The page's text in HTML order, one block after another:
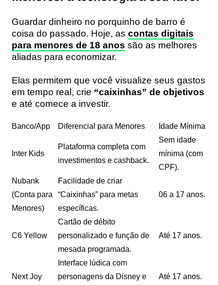
Guardar dinheiro no porquinho de barro é
coisa do passado. Hoje, as contas digitais
para menores de 18 anos são as melhores
aliadas para economizar.
Elas permitem que você visualize seus gastos
em tempo real, crie “caixinhas” de objetivos
e até comece a investir.
Banco/App Diferencial para Menores Idade Mínima
Inter Kids
Plataforma completa com
investimentos e cashback.
Sem idade
mínima (com
CPF).
Nubank
(Conta para
Menores)
Facilidade de criar
“Caixinhas” para metas
específicas.
06 a 17 anos.
C6 Yellow
Cartão de débito
personalizado e função de
mesada programada.
Até 17 anos.
Next Joy
Interface lúdica com
personagens da Disney e
Até 17 anos.